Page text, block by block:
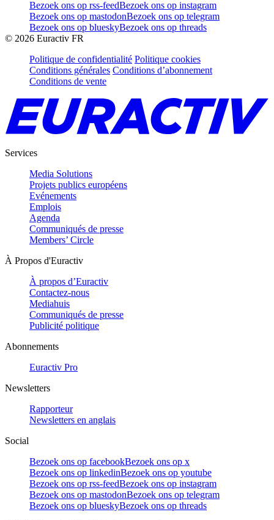
Bezoek ons op rss-feedBezoek ons op instagram
Bezoek ons op mastodonBezoek ons op telegram
Bezoek ons op blueskyBezoek ons op threads
© 2026 Euractiv FR
Politique de confidentialité Politique cookies
Conditions générales Conditions d’abonnement
Conditions de vente
Services
Media Solutions
Projets publics européens
Evénements
Emplois
Agenda
Communiqués de presse
Members’ Circle
À Propos d'Euractiv
À propos d’Euractiv
Contactez-nous
Mediahuis
Communiqués de presse
Publicité politique
Abonnements
Euractiv Pro
Newsletters
Rapporteur
Newsletters en anglais
Social
Bezoek ons op facebookBezoek ons op x
Bezoek ons op linkedinBezoek ons op youtube
Bezoek ons op rss-feedBezoek ons op instagram
Bezoek ons op mastodonBezoek ons op telegram
Bezoek ons op blueskyBezoek ons op threads